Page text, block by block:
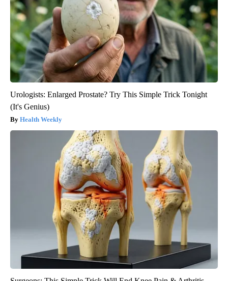
Urologists: Enlarged Prostate? Try This Simple Trick Tonight
(It's Genius)
Health Weekly